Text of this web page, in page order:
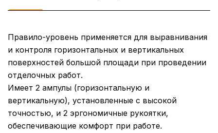
Правило-уровень применяется для выравнивания
и контроля горизонтальных и вертикальных
поверхностей большой площади при проведении
отделочных работ.
Имеет 2 ампулы (горизонтальную и
вертикальную), установленные с высокой
точностью, и 2 эргономичные рукоятки,
обеспечивающие комфорт при работе.